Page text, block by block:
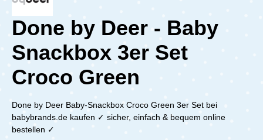
Done by Deer - Baby
Snackbox 3er Set
Croco Green
Done by Deer Baby-Snackbox Croco Green 3er Set bei
babybrands.de kaufen ✓ sicher, einfach & bequem online
bestellen ✓